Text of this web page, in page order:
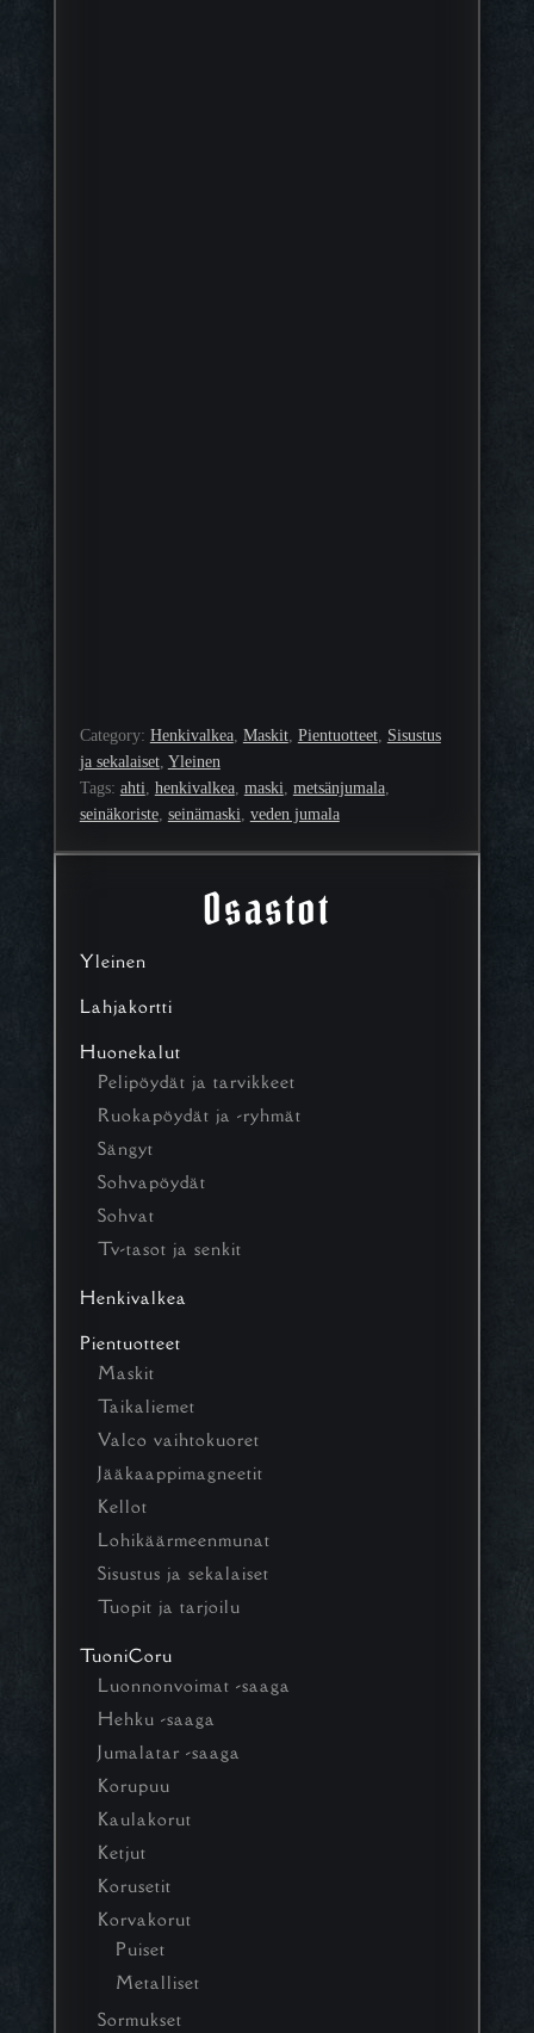
Osastot
Yleinen
Lahjakortti
Huonekalut
Pelipöydät ja tarvikkeet
Ruokapöydät ja -ryhmät
Sängyt
Sohvapöydät
Sohvat
Tv-tasot ja senkit
Henkivalkea
Pientuotteet
Maskit
Taikaliemet
Valco vaihtokuoret
Jääkaappimagneetit
Kellot
Lohikäärmeenmunat
Sisustus ja sekalaiset
Tuopit ja tarjoilu
TuoniCoru
Luonnonvoimat -saaga
Hehku -saaga
Jumalatar -saaga
Korupuu
Kaulakorut
Ketjut
Korusetit
Korvakorut
Puiset
Metalliset
Sormukset
Category: Henkivalkea, Maskit, Pientuotteet, Sisustus
ja sekalaiset, Yleinen
Tags: ahti henkivalkea, maski metsänjumala
seinäkoriste, seinämaski veden jumala